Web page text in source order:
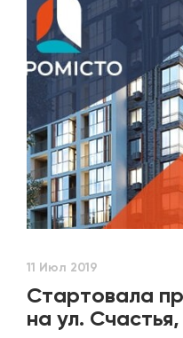
11 Июл 2019
Стартовала
на ул. Счастья,